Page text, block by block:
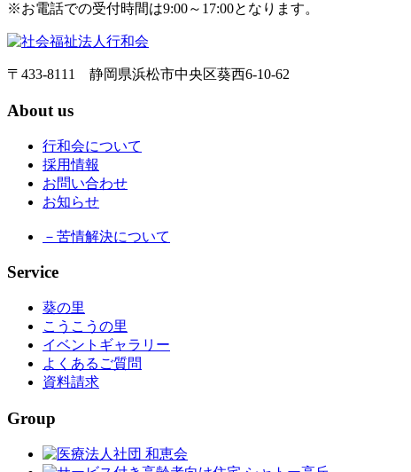
※お電話での受付時間は9:00～17:00となります。
〒433-8111 静岡県浜松市中央区葵西6-10-62
About us
行和会について
採用情報
お問い合わせ
お知らせ
－苦情解決について
Service
葵の里
こうこうの里
イベントギャラリー
よくあるご質問
資料請求
Group